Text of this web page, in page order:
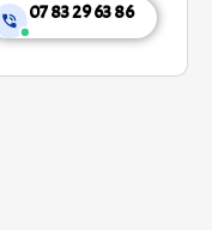
07 83 29 63 86